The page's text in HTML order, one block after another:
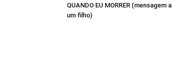
QUANDO EU MORRER (mensagem a
um filho)